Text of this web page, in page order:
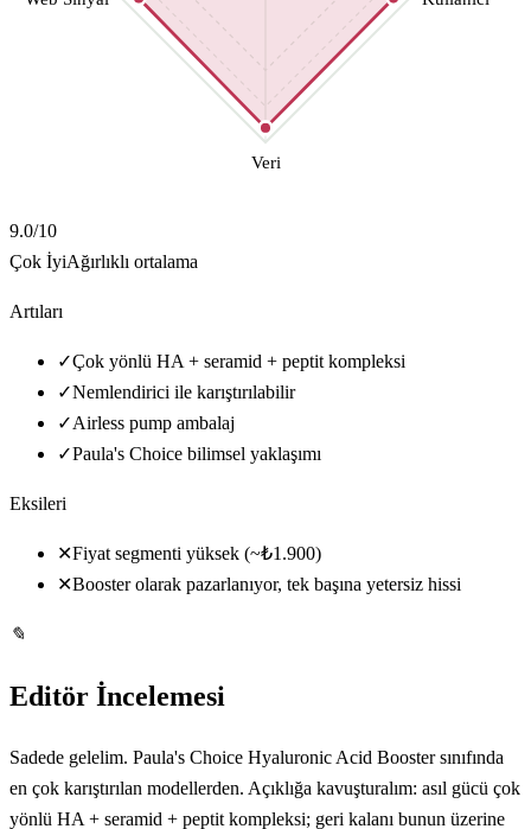
Veri
9.0/10
Çok İyiAğırlıklı ortalama
Artıları
✓Çok yönlü HA + seramid + peptit kompleksi
✓Nemlendirici ile karıştırılabilir
✓Airless pump ambalaj
✓Paula's Choice bilimsel yaklaşımı
Eksileri
✕Fiyat segmenti yüksek (~₺1.900)
✕Booster olarak pazarlanıyor, tek başına yetersiz hissi
✎
Editör İncelemesi
Sadede gelelim. Paula's Choice Hyaluronic Acid Booster sınıfında
en çok karıştırılan modellerden. Açıklığa kavuşturalım: asıl gücü çok
yönlü HA + seramid + peptit kompleksi; geri kalanı bunun üzerine